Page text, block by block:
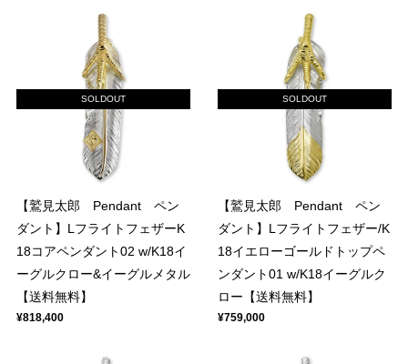
SOLDOUT
【鷲見太郎 Pendant ペン
ダント】LフライトフェザーK
18コアペンダント02 w/K18イ
ーグルクロー&イーグルメタル
【送料無料】
¥818,400
SOLDOUT
【鷲見太郎 Pendant ペン
ダント】Lフライトフェザー/K
18イエローゴールドトップペ
ンダント01 w/K18イーグルク
ロー【送料無料】
¥759,000